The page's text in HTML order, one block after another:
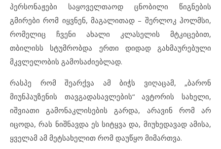
პერსონაჟები საყოველთაოდ ცნობილი წიგნების
გმირები რომ იყვნენ, მაგალითად – შერლოკ ჰოლმსი,
რომელიც ჩვენი ახალი კლასელის მტკიცებით,
თბილისს სტუმრობდა ერთი დიდად გახმაურებული
მკვლელობის გამოსაძიებლად.
რასპე რომ შეარქვა ამ ბიჭს ვიღაცამ, „ბარონ
მიუნჰაუზენის თავგადასავლების“ ავტორის სახელი,
იშვიათი გამონაკლისების გარდა, არავინ რომ არ
იცოდა, რას ნიშნავდა ეს სიტყვა და, მიუხედავად ამისა,
ყველამ ამ მეტსახელით რომ დაუწყო მიმართვა.